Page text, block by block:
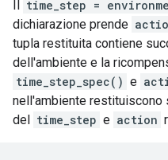
Il time_step =
dichiarazione prende
tupla restituita contiene
dell'ambiente e la
time_step_spec() e
nell'ambiente restituiscono
del time_step e action